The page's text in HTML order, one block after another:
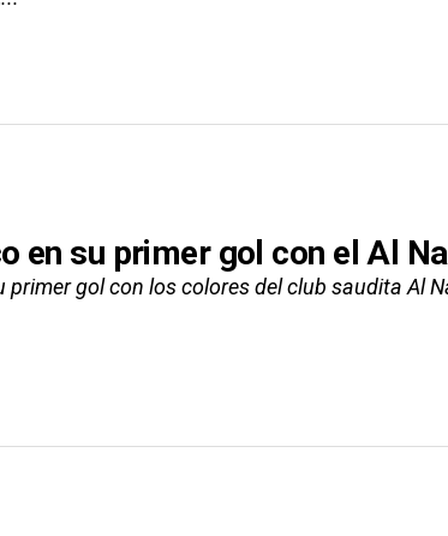
en su primer gol con el Al
gol con los colores del club saudita Al